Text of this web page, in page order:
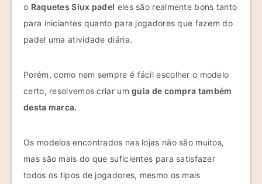
o Raquetes Siux padel eles são realmente bons tanto
para iniciantes quanto para jogadores que fazem do
padel uma atividade diária.
Porém, como nem sempre é fácil escolher o modelo
certo, resolvemos criar umguia de compra também
desta marca.
Os modelos encontrados nas lojas não são muitos,
mas são mais do que suficientes para satisfazer
todos os tipos de jogadores, mesmo os mais